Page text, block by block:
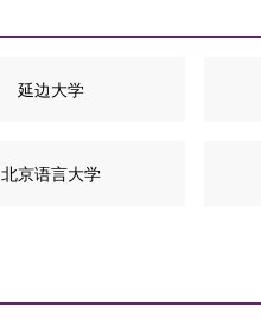
延边大学
北京语言大学